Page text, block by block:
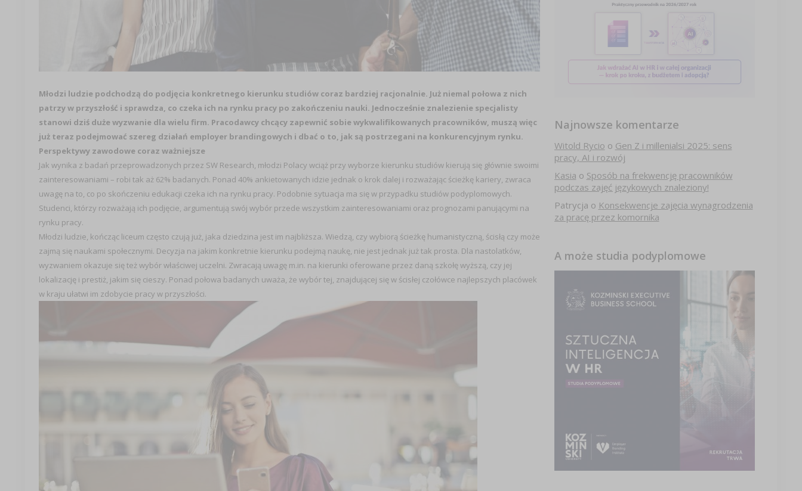
Młodzi ludzie podchodzą do podjęcia konkretnego kierunku studiów coraz bardziej racjonalnie. Już niemal połowa z nich
patrzy w przyszłość i sprawdza, co czeka ich na rynku pracy po zakończeniu nauki. Jednocześnie znalezienie specjalisty
stanowi dziś duże wyzwanie dla wielu firm. Pracodawcy chcący zapewnić sobie wykwalifikowanych pracowników, muszą więc
już teraz podejmować szereg działań employer brandingowych i dbać o to, jak są postrzegani na konkurencyjnym rynku.
Perspektywy zawodowe coraz ważniejsze
Jak wynika z badań przeprowadzonych przez SW Research, młodzi Polacy wciąż przy wyborze kierunku studiów kierują się głównie swoimi
zainteresowaniami – robi tak aż 62% badanych. Ponad 40% ankietowanych idzie jednak o krok dalej i rozważając ścieżkę kariery, zwraca
uwagę na to, co po skończeniu edukacji czeka ich na rynku pracy. Podobnie sytuacja ma się w przypadku studiów podyplomowych.
Studenci, którzy rozważają ich podjęcie, argumentują swój wybór przede wszystkim zainteresowaniami oraz prognozami panującymi na
rynku pracy.
Młodzi ludzie, kończąc liceum często czują już, jaka dziedzina jest im najbliższa. Wiedzą, czy wybiorą ścieżkę humanistyczną, ścisłą czy może
zajmą się naukami społecznymi. Decyzja na jakim konkretnie kierunku podejmą naukę, nie jest jednak już tak prosta. Dla nastolatków,
wyzwaniem okazuje się też wybór właściwej uczelni. Zwracają uwagę m.in. na kierunki oferowane przez daną szkołę wyższą, czy jej
lokalizację i prestiż, jakim się cieszy. Ponad połowa badanych uważa, że wybór tej, znajdującej się w ścisłej czołówce najlepszych placówek
w kraju ułatwi im zdobycie pracy w przyszłości.
Najnowsze komentarze
Witold Rycio o Gen Z i millenialsi 2025: sens
pracy, AI i rozwój
Kasia o Sposób na frekwencję pracowników
podczas zajęć językowych znaleziony!
Patrycja o Konsekwencje zajęcia wynagrodzenia
za pracę przez komornika
A może studia podyplomowe